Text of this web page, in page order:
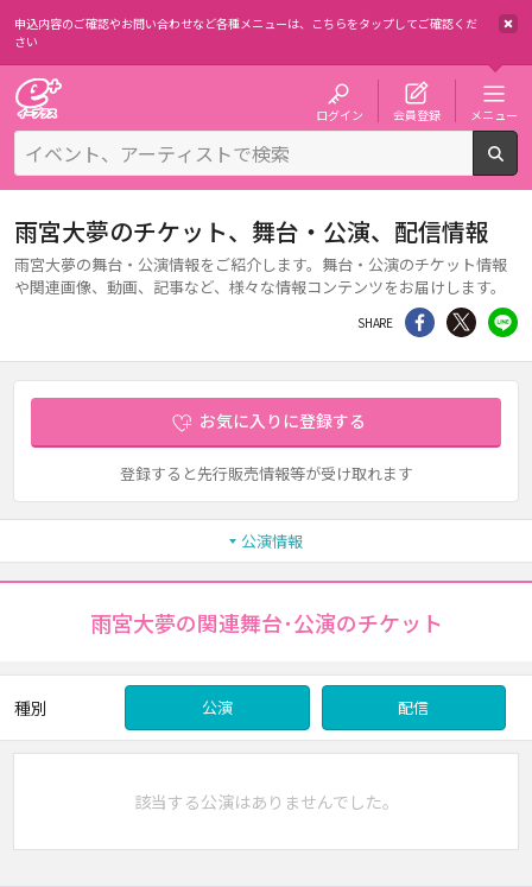
申込内容のご確認やお問い合わせなど各種メニューは、 こちらをタップしてご確認くだ
さい
ログイン 会員登録 メニュー
雨宮大夢のチケット、舞台・公演、配信情報
雨宮大夢の舞台・公演情報をご紹介します。舞台・公演のチケット情報
や関連画像、動画、記事など、様々な情報コンテンツをお届けします。
SHARE シェア Twitter
お気に入りに登録する
登録すると先行販売情報等が受け取れます
公演情報
雨宮大夢の関連舞台･公演のチケット
種別 公演 配信
該当する公演はありませんでした。